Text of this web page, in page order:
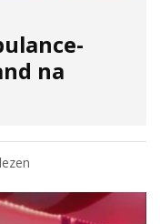
na